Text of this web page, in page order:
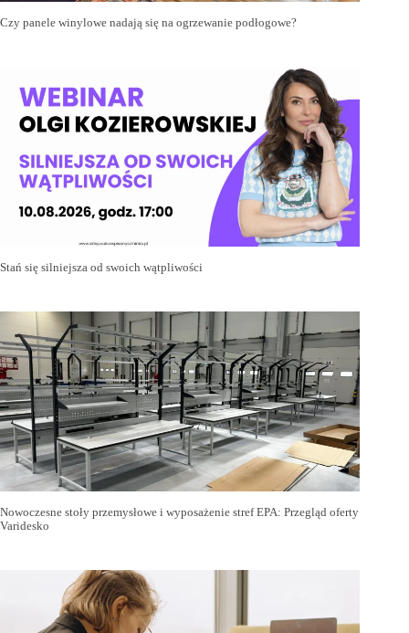
Czy panele winylowe nadają się na ogrzewanie podłogowe?
Stań się silniejsza od swoich wątpliwości
Nowoczesne stoły przemysłowe i wyposażenie stref EPA: Przegląd oferty
Varidesko